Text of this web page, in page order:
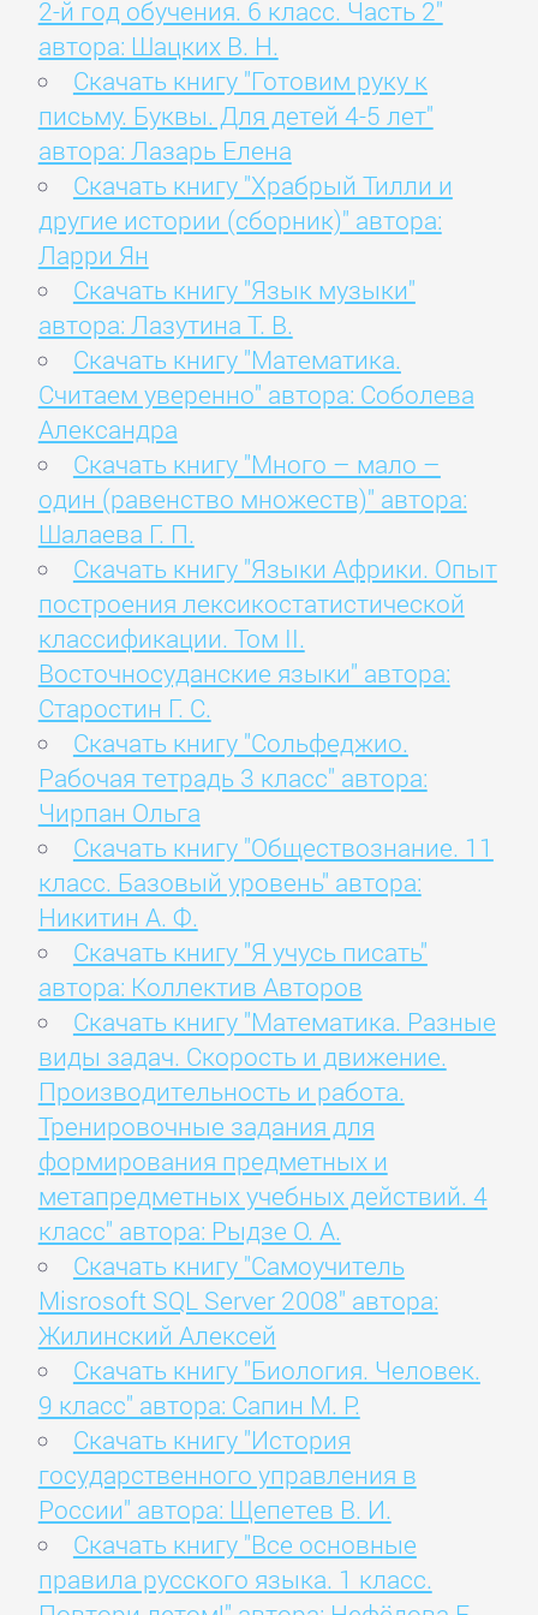
2-й год обучения. 6 класс. Часть 2"
автора: Шацких В. Н.
Скачать книгу "Готовим руку к
письму. Буквы. Для детей 4-5 лет"
автора: Лазарь Елена
Скачать книгу "Храбрый Тилли и
другие истории (сборник)" автора:
Ларри Ян
Скачать книгу "Язык музыки"
автора: Лазутина Т. В.
Скачать книгу "Математика.
Считаем уверенно" автора: Соболева
Александра
Скачать книгу "Много – мало –
один (равенство множеств)" автора:
Шалаева Г. П.
Скачать книгу "Языки Африки. Опыт
построения лексикостатистической
классификации. Том II.
Восточносуданские языки" автора:
Старостин Г. С.
Скачать книгу "Сольфеджио.
Рабочая тетрадь 3 класс" автора:
Чирпан Ольга
Скачать книгу "Обществознание. 11
класс. Базовый уровень" автора:
Никитин А. Ф.
Скачать книгу "Я учусь писать"
автора: Коллектив Авторов
Скачать книгу "Математика. Разные
виды задач. Скорость и движение.
Производительность и работа.
Тренировочные задания для
формирования предметных и
метапредметных учебных действий. 4
класс" автора: Рыдзе О. А.
Скачать книгу "Самоучитель
Misrosoft SQL Server 2008" автора:
Жилинский Алексей
Скачать книгу "Биология. Человек.
9 класс" автора: Сапин М. Р.
Скачать книгу "История
государственного управления в
России" автора: Щепетев В. И.
Скачать книгу "Все основные
правила русского языка. 1 класс.